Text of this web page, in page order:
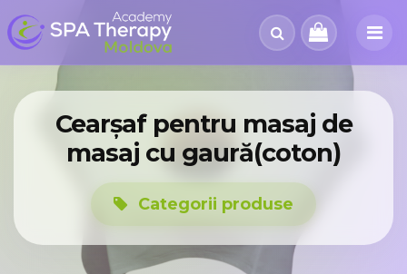
Cearșaf pentru masaj de
masaj cu gaură(coton)
Categorii produse